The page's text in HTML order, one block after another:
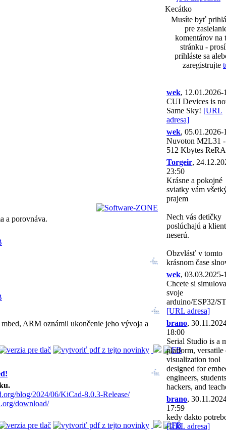
a porovnáva.
ARM oznámil ukončenie jeho vývoja a
blog/2024/06/KiCad-8.0.3-Release/
download/
Kecátko
Musíte byť
pre
komentárov na
stránku -
prihláste sa
zaregistrujte
wek, 12.01.2026-
CUI Devices is
Same Sky! [URL
adresa]
wek, 05.01.2026-
Nuvoton M2L31
512 Kbytes
Torgeir,
23:50
Krásne a pokojné
sviatky vám
prajem
Nech vás detičky
poslúchajú a
neserú.
Obzvlásť v tomto
krásnom čase
wek, 03.03.2025-
Chcete si
svoje
arduino/ESP32/
[URL adresa]
brano,
18:00
Serial Studio is a
platform, versatile
visualization tool
designed for
engineers,
hackers, and
brano,
17:59
kedy dakto
[URL adresa]